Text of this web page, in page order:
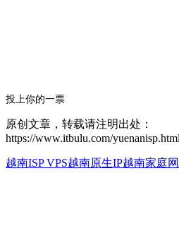
投上你的一票
原创文章，转载请注明出处：
https://www.itbulu.com/yuenanisp.html
越南ISP VPS越南原生IP越南家庭